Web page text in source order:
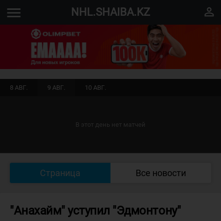
menu NHL.SHAIBA.KZ perm_identity
8 АВГ. 9 АВГ. 10 АВГ.
В этот день нет матчей
Страница Все новости
"Анахайм" уступил "Эдмонтону"